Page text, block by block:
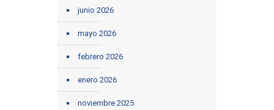
junio 2026
mayo 2026
febrero 2026
enero 2026
noviembre 2025